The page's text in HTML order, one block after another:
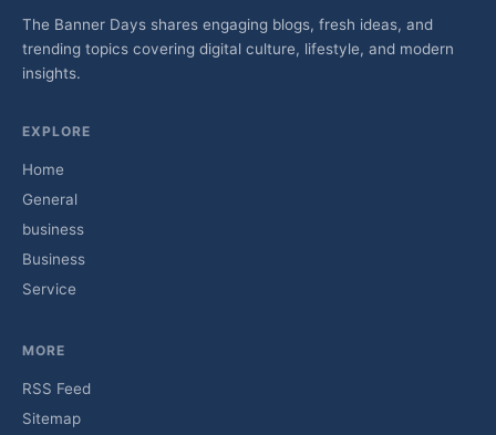
The Banner Days shares engaging blogs, fresh ideas, and
trending topics covering digital culture, lifestyle, and modern
insights.
EXPLORE
Home
General
business
Business
Service
MORE
RSS Feed
Sitemap